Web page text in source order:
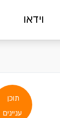
וידאו
תוכן
עניינים